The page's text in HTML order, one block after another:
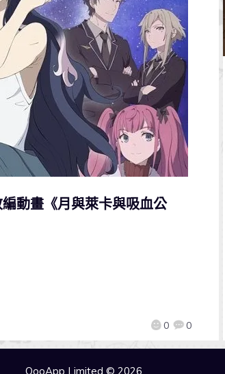
動畫《月與萊卡與吸血公
0 0
QooApp Limited © 2026